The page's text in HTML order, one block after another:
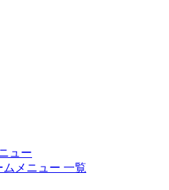
ュー
メニュー 一覧